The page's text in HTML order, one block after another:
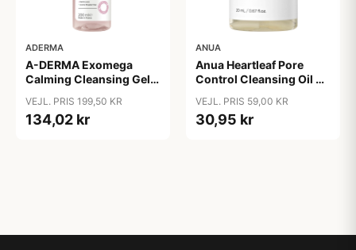
ADERMA
A-DERMA Exomega
Calming Cleansing Gel
VEJL. PRIS 199,50 KR
134,02 kr
ANUA
Anua Heartleaf Pore
Control Cleansing Oil 20
VEJL. PRIS 59,00 KR
30,95 kr